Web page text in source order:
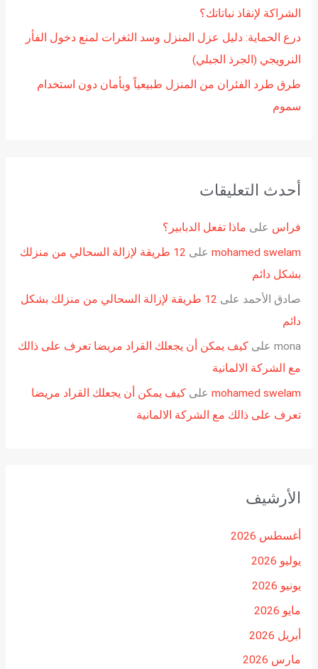
الشراكة لإنقاذ نباتاتك؟
درع الحماية: دليل عزل المنزل وسد الثغرات لمنع دخول الفأر
النرويجي (الجرذ الجبلي)
طرق طرد الفئران من المنزل طبيعياً وبأمان دون استخدام
سموم
أحدث التعليقات
فراس على ماذا تفعل الدبابير؟
mohamed swelamعلى
12 طريقة لإزالة السحالي من منزلك
بشكل دائم
صادق الأحمد على
12 طريقة لإزالة السحالي من منزلك بشكل
دائم
monaعلى كيف يمكن أن يجعلك القراد مريضا تعرف على ذالك
مع الشركة الالمانية
mohamed swelamعلى كيف يمكن أن يجعلك القراد مريضا
تعرف على ذالك مع الشركة الالمانية
الأرشيف
أغسطس 2026
يوليو 2026
يونيو 2026
مايو 2026
أبريل 2026
مارس 2026